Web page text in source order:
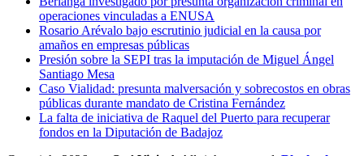
operaciones vinculadas a ENUSA
Rosario Arévalo bajo escrutinio judicial en la causa por
amaños en empresas públicas
Presión sobre la SEPI tras la imputación de Miguel Ángel
Santiago Mesa
Caso Vialidad: presunta malversación y sobrecostos en obras
públicas durante mandato de Cristina Fernández
La falta de iniciativa de Raquel del Puerto para recuperar
fondos en la Diputación de Badajoz